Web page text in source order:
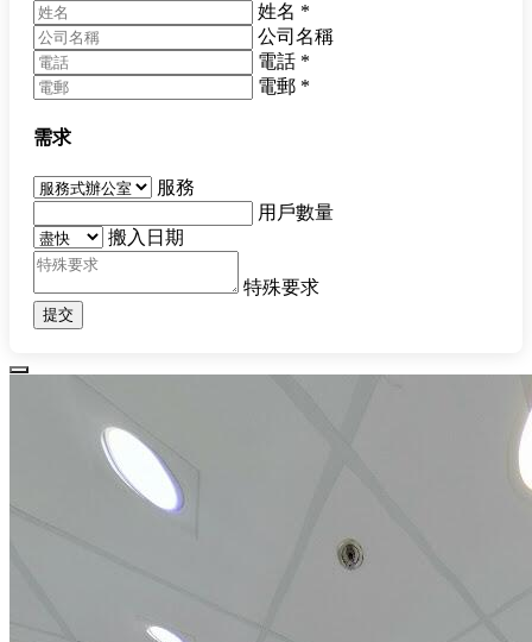
姓名 *
公司名稱
電話 *
電郵 *
需求
服務
用戶數量
搬入日期
特殊要求
提交